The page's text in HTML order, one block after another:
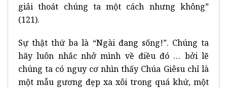
giải thoát chúng ta một cách nhưng không”
(121).
Sự thật thứ ba là “Ngài đang sống!”. Chúng ta
hãy luôn nhắc nhở mình về điều đó … bởi lẽ
chúng ta có nguy cơ nhìn thấy Chúa Giêsu chỉ là
một mẫu gương đẹp xa xôi trong quá khứ, một